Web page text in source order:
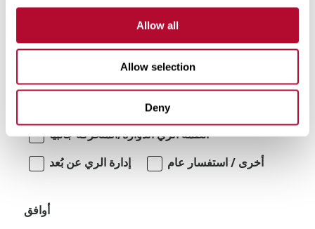
Allow all
Allow selection
Deny
أنظمة الري الدوارة/المتحركة جانبياً
إدارة الري عن بُعد أخرى / استفسار عام
أوافق